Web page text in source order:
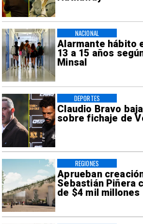
Alarmante hábito
13 a 15 años
Minsal
NACIONAL
Claudio Bravo
sobre fichaje de
DEPORTES
Aprueban
Sebastián Piñera
de $4 mil millones
REGIONES